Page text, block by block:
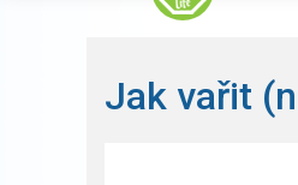
Jak vařit